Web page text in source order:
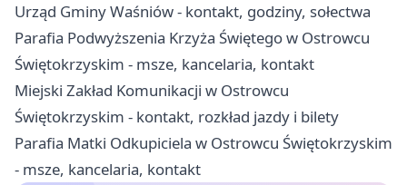
Urząd Gminy Waśniów - kontakt, godziny, sołectwa
Parafia Podwyższenia Krzyża Świętego w Ostrowcu
Świętokrzyskim - msze, kancelaria, kontakt
Miejski Zakład Komunikacji w Ostrowcu
Świętokrzyskim - kontakt, rozkład jazdy i bilety
Parafia Matki Odkupiciela w Ostrowcu Świętokrzyskim
- msze, kancelaria, kontakt